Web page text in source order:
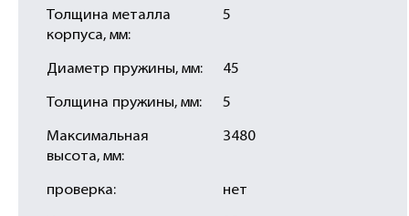
Толщина металла
корпуса, мм:
5
Диаметр пружины, мм: 45
Толщина пружины, мм: 5
Максимальная
высота, мм:
3480
проверка: нет